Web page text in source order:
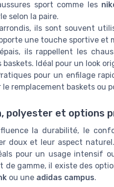
sport comme les
selon la paire.
ils sont souvent
une touche sportive et
ils rappellent les
baskets. Idéal pour un look
pour un enfilage
remplacement baskets ou
polyester et options
la durabilité, le
doux et leur aspect
pour un usage intensif
gamme, il existe des
ou une adidas campus.